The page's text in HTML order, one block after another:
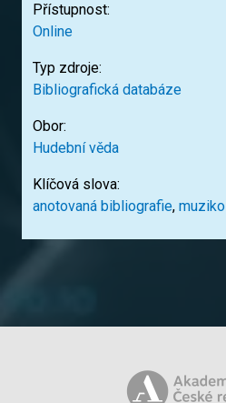
Přístupnost:
Online
Typ zdroje:
Bibliografická databáze
Obor:
Hudební věda
Klíčová slova:
anotovaná bibliografie,